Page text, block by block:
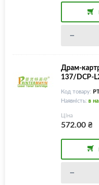
Драм-
137/DCP-
Код товару:
Наявність: в
Ціна
572.00₴